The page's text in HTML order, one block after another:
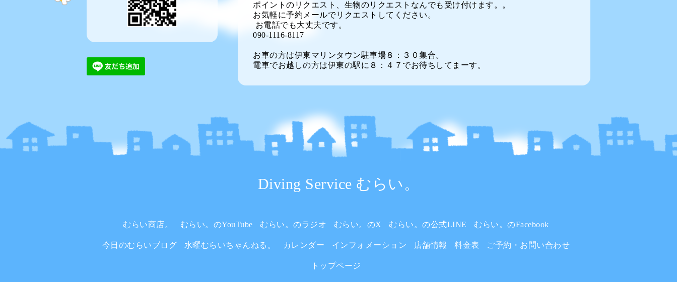
ポイントのリクエスト、生物のリクエストなんでも受け付けます。。
お気軽に予約メールでリクエストしてください。
お電話でも大丈夫です。
090-1116-8117
お車の方は伊東マリンタウン駐車場８：３０集合。
電車でお越しの方は伊東の駅に８：４７でお待ちしてまーす。
Diving Service むらい。
むらい商店。 むらい。のYouTube むらい。のラジオ むらい。のX むらい。の公式LINE むらい。のFacebook
今日のむらいブログ 水曜むらいちゃんねる。 カレンダー インフォメーション 店舗情報 料金表 ご予約・お問い合わせ
トップページ